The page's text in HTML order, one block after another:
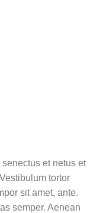
et netus et
tortor
sit amet, ante.
semper. Aenean